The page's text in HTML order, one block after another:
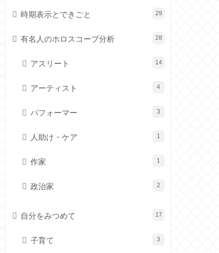
時期表示とできごと 29
有名人のホロスコープ分析 28
アスリート 14
アーティスト 4
パフォーマー 3
人助け・ケア 1
作家 1
政治家 2
自分をみつめて 17
子育て 3